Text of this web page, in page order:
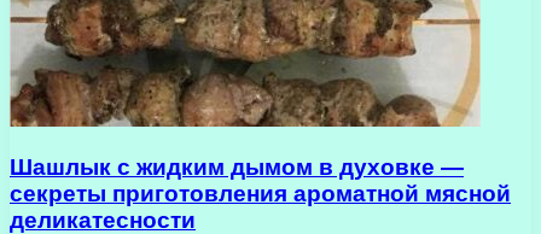
Шашлык с жидким дымом в духовке —
секреты приготовления ароматной мясной
деликатесности